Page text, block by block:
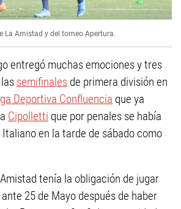
La Amistad y del torneo Apertura.
entregó muchas emociones y tres
semifinales de primera división en
Deportiva Confluencia que ya
Cipolletti que por penales se había
en la tarde de sábado como
tenía la obligación de jugar
25 de Mayo después de haber